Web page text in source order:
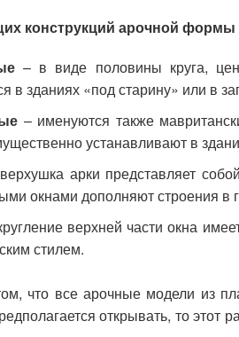
конструкций арочной
– в виде половины круга,
в зданиях «под старину» или в
– именуются также
устанавливают в
арки представляет
окнами дополняют строения в
верхней части окна
стилем.
что все арочные модели из
открывать, то